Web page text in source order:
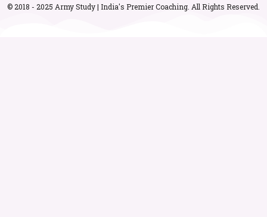
© 2018 - 2025 Army Study | India's Premier Coaching. All Rights Reserved.